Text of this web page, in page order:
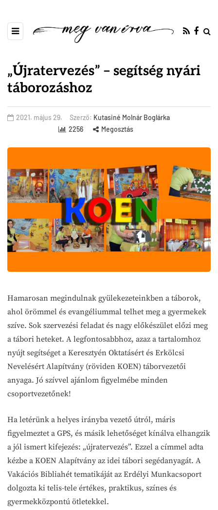
„Újratervezés” – segítség nyári
táborozáshoz
2021. május 29. Szerző: Kutasiné Molnár Boglárka
2256
Megosztás
Hamarosan megindulnak gyülekezeteinkben a táborok,
ahol örömmel és evangéliummal telhet meg a gyermekek
szíve. Sok szervezési feladat és nagy előkészület előzi meg
a tábori heteket. A legfontosabbhoz, azaz a tartalomhoz
nyújt segítséget a Keresztyén Oktatásért és Erkölcsi
Nevelésért Alapítvány (röviden KOEN) táborvezetői
anyaga. Jó szívvel ajánlom figyelmébe minden
csoportvezetőnek!
Ha letérünk a helyes irányba vezető útról, máris
figyelmeztet a GPS, és másik lehetőséget kínálva elhangzik
a jól ismert kifejezés: „újratervezés”. Ezzel a címmel adta
kézbe a KOEN Alapítvány az idei tábori segédanyagát. A
Vakációs Bibliahét tematikáját az Erdélyi Munkacsoport
dolgozta ki telis-tele értékes, praktikus, színes és
gyermekközpontú ötletekkel.